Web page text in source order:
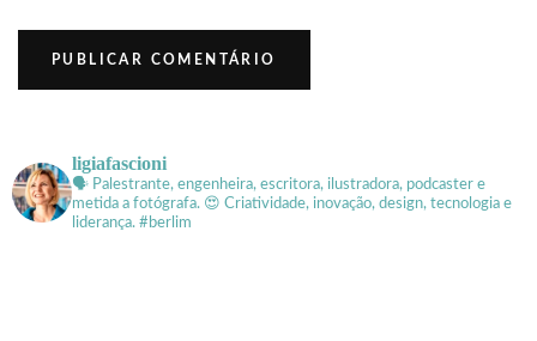
ligiafascioni
🗣 Palestrante, engenheira, escritora, ilustradora, podcaster e
metida a fotógrafa. 😍 Criatividade, inovação, design, tecnologia e
liderança. #berlim